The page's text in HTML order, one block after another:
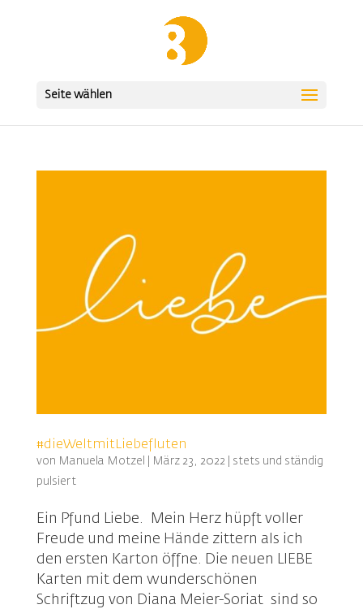
Seite wählen
#dieWeltmitLiebefluten
von Manuela Motzel März 23, 2022| stets und ständig
pulsiert
Ein Pfund Liebe. Mein Herz hüpft voller
Freude und meine Hände zittern als ich
den ersten Karton öffne. Die neuen LIEBE
Karten mit dem wunderschönen
Schriftzug von Diana Meier-Soriat sind so